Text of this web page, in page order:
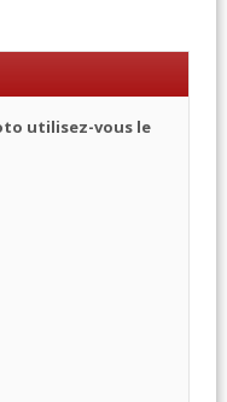
utilisez-vous le